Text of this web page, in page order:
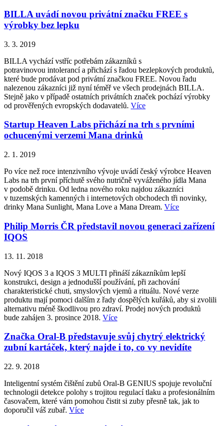
BILLA uvádí novou privátní značku FREE s
výrobky bez lepku
3. 3. 2019
BILLA vychází vstříc potřebám zákazníků s
potravinovou intolerancí a přichází s řadou bezlepkových produktů,
které bude prodávat pod privátní značkou FREE. Novou řadu
nalezenou zákazníci již nyní téměř ve všech prodejnách BILLA.
Stejně jako v případě ostatních privátních značek pochází výrobky
od prověřených evropských dodavatelů. Více
Startup Heaven Labs přichází na trh s prvními
ochucenými verzemi Mana drinků
2. 1. 2019
Po více než roce intenzivního vývoje uvádí český výrobce Heaven
Labs na trh první příchutě svého nutričně vyváženého jídla Mana
v podobě drinku. Od ledna nového roku najdou zákazníci
v tuzemských kamenných i internetových obchodech tři novinky,
drinky Mana Sunlight, Mana Love a Mana Dream. Více
Philip Morris ČR představil novou generaci zařízení
IQOS
13. 11. 2018
Nový IQOS 3 a IQOS 3 MULTI přináší zákazníkům lepší
konstrukci, design a jednodušší používání, při zachování
charakteristické chuti, smyslových vjemů a rituálu. Nové verze
produktu mají pomoci dalším z řady dospělých kuřáků, aby si zvolili
alternativu méně škodlivou pro zdraví. Prodej nových produktů
bude zahájen 3. prosince 2018. Více
Značka Oral-B představuje svůj chytrý elektrický
zubní kartáček, který najde i to, co vy nevidíte
22. 9. 2018
Inteligentní systém čištění zubů Oral-B GENIUS spojuje revoluční
technologii detekce polohy s trojitou regulací tlaku a profesionálním
časovačem, které vám pomohou čistit si zuby přesně tak, jak to
doporučil váš zubař. Více